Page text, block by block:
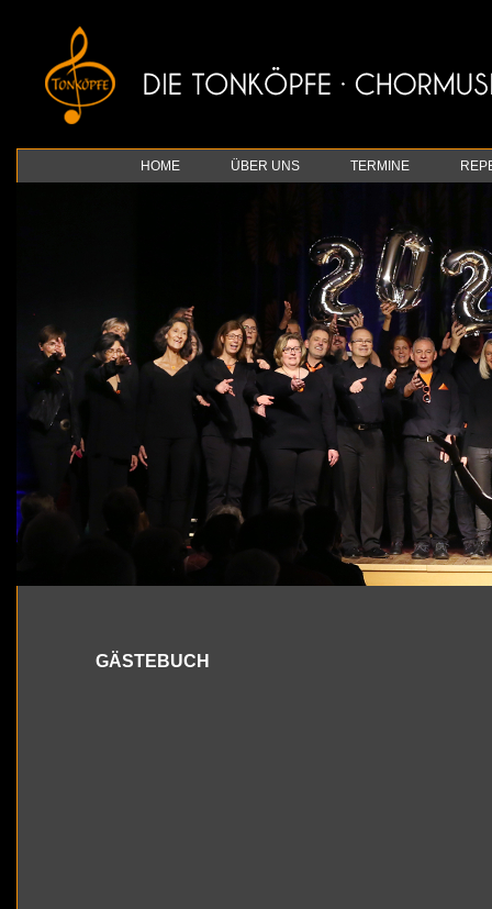
HOME ÜBER UNS TERMINE
GÄSTE­BUCH